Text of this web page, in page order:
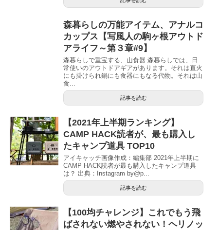
森暮らしの万能アイテム、アナルコ
カップス【写風人の駒ヶ根アウトド
アライフ～第３章#9】
森暮らしで重宝する、山食器 森暮らしでは、日
常使いのアウトドアギアがあります。それは直火
にも掛けられ鍋にも食器にもなる代物。それは山
食...
記事を読む
【2021年上半期ランキング】
CAMP HACK読者が、最も購入し
たキャンプ道具 TOP10
アイキャッチ画像作成：編集部 2021年上半期に
CAMP HACK読者が最も購入したキャンプ道具
は？ 出典：Instagram by@p...
記事を読む
【100均チャレンジ】これでもう飛
ばされない燃やされない！ヘリノッ